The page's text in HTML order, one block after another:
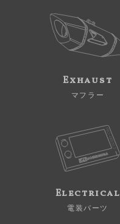
Exhaust
マフラー
Electrical
電装パーツ